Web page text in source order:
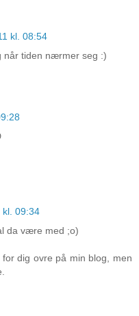
kl. 08:54
når tiden nærmer seg :)
kl. 09:34
da være med ;o)
dig ovre på min blog, men